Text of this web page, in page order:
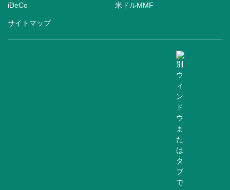
iDeCo 米ドルMMF
サイトマップ